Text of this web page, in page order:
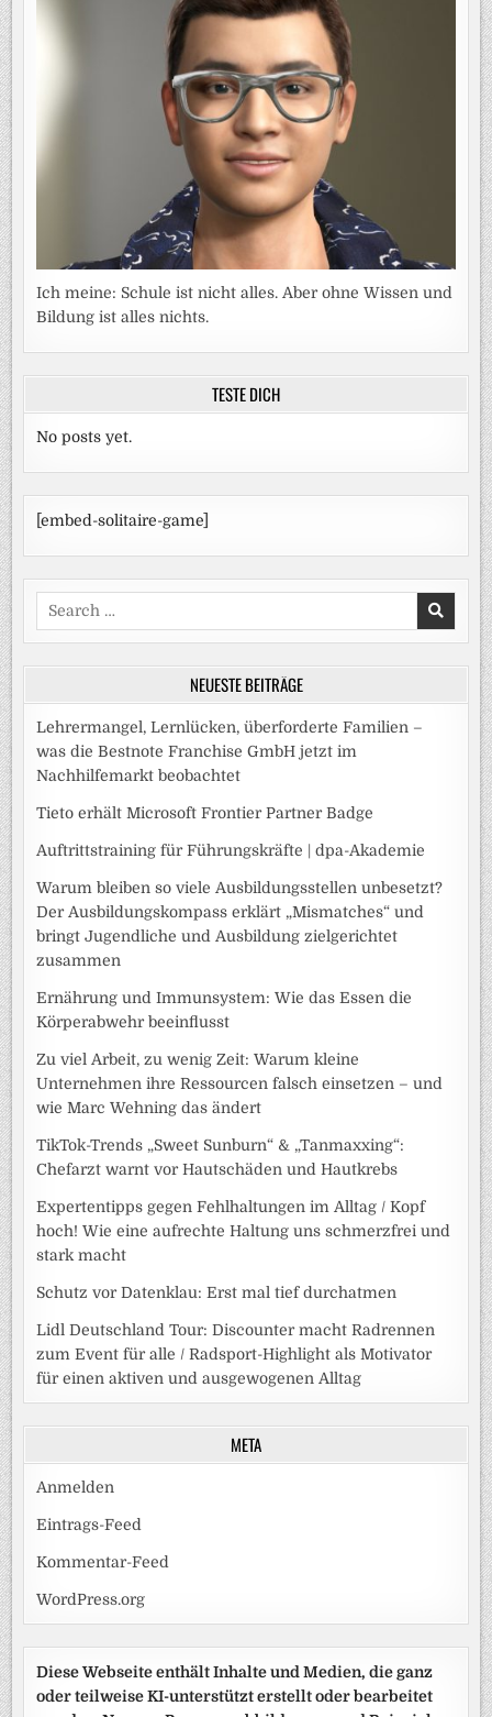
Ich meine: Schule ist nicht alles. Aber ohne Wissen und
Bildung ist alles nichts.
TESTE DICH
No posts yet.
[embed-solitaire-game]
Search
for:
NEUESTE BEITRÄGE
Lehrermangel, Lernlücken, überforderte Familien –
was die Bestnote Franchise GmbH jetzt im
Nachhilfemarkt beobachtet
Tieto erhält Microsoft Frontier Partner Badge
Auftrittstraining für Führungskräfte | dpa-Akademie
Warum bleiben so viele Ausbildungsstellen unbesetzt?
Der Ausbildungskompass erklärt „Mismatches“ und
bringt Jugendliche und Ausbildung zielgerichtet
zusammen
Ernährung und Immunsystem: Wie das Essen die
Körperabwehr beeinflusst
Zu viel Arbeit, zu wenig Zeit: Warum kleine
Unternehmen ihre Ressourcen falsch einsetzen – und
wie Marc Wehning das ändert
TikTok-Trends „Sweet Sunburn“ & „Tanmaxxing“:
Chefarzt warnt vor Hautschäden und Hautkrebs
Expertentipps gegen Fehlhaltungen im Alltag / Kopf
hoch! Wie eine aufrechte Haltung uns schmerzfrei und
stark macht
Schutz vor Datenklau: Erst mal tief durchatmen
Lidl Deutschland Tour: Discounter macht Radrennen
zum Event für alle / Radsport-Highlight als Motivator
für einen aktiven und ausgewogenen Alltag
META
Anmelden
Eintrags-Feed
Kommentar-Feed
WordPress.org
Diese Webseite enthält Inhalte und Medien, die ganz
oder teilweise KI-unterstützt erstellt oder bearbeitet